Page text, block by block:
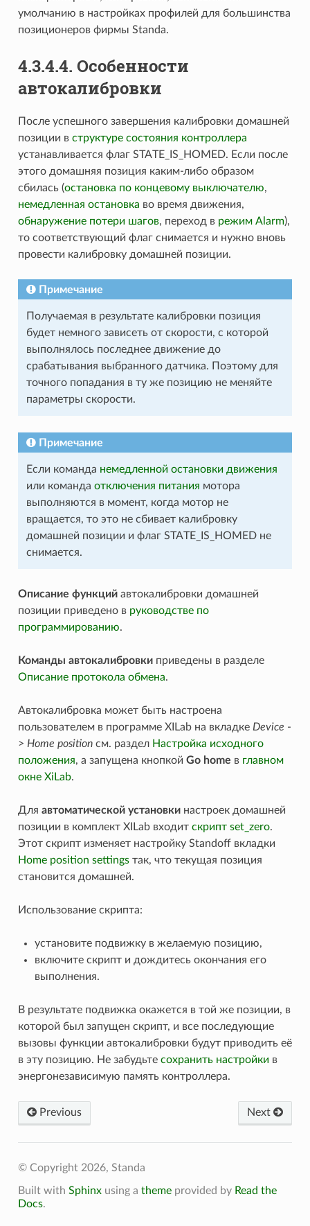
умолчанию в настройках профилей для большинства
позиционеров фирмы Standa.
4.3.4.4. Особенности
автокалибровки
После успешного завершения калибровки домашней
позиции в структуре состояния контроллера
устанавливается флаг STATE_IS_HOMED. Если после
этого домашняя позиция каким-либо образом
сбилась (остановка по концевому выключателю,
немедленная остановка во время движения,
обнаружение потери шагов, переход в режим Alarm),
то соответствующий флаг снимается и нужно вновь
провести калибровку домашней позиции.
Примечание
Получаемая в результате калибровки позиция
будет немного зависеть от скорости, с которой
выполнялось последнее движение до
срабатывания выбранного датчика. Поэтому для
точного попадания в ту же позицию не меняйте
параметры скорости.
Примечание
Если команда немедленной остановки движения
или команда отключения питания мотора
выполняются в момент, когда мотор не
вращается, то это не сбивает калибровку
домашней позиции и флаг STATE_IS_HOMED не
снимается.
Описание функцийавтокалибровки домашней
позиции приведено в руководстве по
программированию.
Команды автокалибровкиприведены в разделе
Описание протокола обмена.
Автокалибровка может быть настроена
пользователем в программе XILab на вкладке Device -
> Home positionсм. раздел Настройка исходного
положения, а запущена кнопкой Go home в главном
окне XiLab.
Для автоматической установкинастроек домашней
позиции в комплект XILab входит скрипт set_zero.
Этот скрипт изменяет настройку Standoff вкладки
Home position settingsтак, что текущая позиция
становится домашней.
Использование скрипта:
установите подвижку в желаемую позицию,
включите скрипт и дождитесь окончания его
выполнения.
В результате подвижка окажется в той же позиции, в
которой был запущен скрипт, и все последующие
вызовы функции автокалибровки будут приводить её
в эту позицию. Не забудьте сохранить настройки в
энергонезависимую память контроллера.
Next
Previous
© Copyright 2026, Standa
Built with Sphinxusing a themeprovided by Read the
Docs.